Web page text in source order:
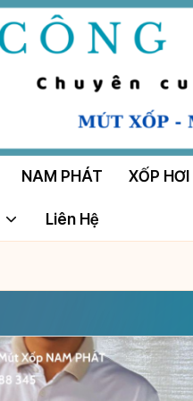
NAM PHÁT XỐP HƠI
Liên Hệ